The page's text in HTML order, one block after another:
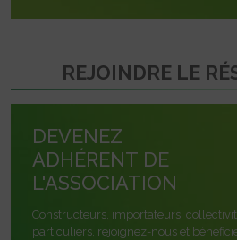
REJOINDRE LE
DEVENEZ
ADHÉRENT DE
L'ASSOCIATION
Constructeurs, importateurs,
particuliers, rejoignez-nous et